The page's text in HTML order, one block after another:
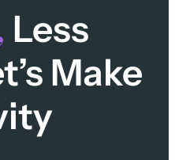
Less
Make